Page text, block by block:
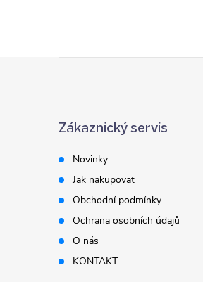
Zákaznický servis
Novinky
Jak nakupovat
Obchodní podmínky
Ochrana osobních údajů
O nás
KONTAKT